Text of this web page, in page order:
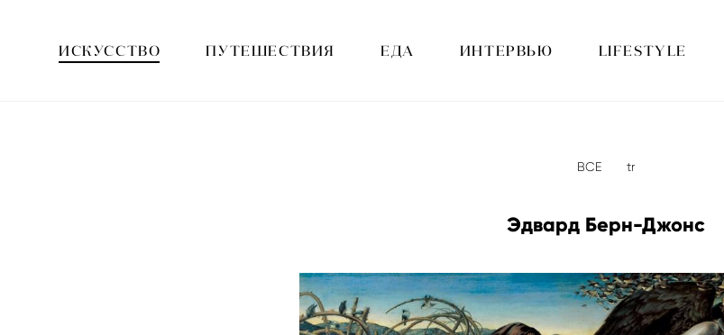
ИСКУССТВО ПУТЕШЕСТВИЯ ЕДА ИНТЕРВЬЮ LIFESTYLE
ВСЕ tr
Эдвард Берн-Джонс